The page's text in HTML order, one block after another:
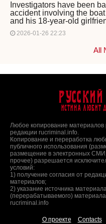
Investigators have been
accident involving the
and his 18-year-old
2026-01-26 22:23
All
Истина любит
Любое копирование материалов
редакции rucriminal.info.
Копирование и переработка
публичного использования
размещение в электронных
прочее) разрешается
условий:
1) получение согласия от
материалов;
2) указание источника
(перерабатываемого)
rucriminal.info
О проекте Contacts